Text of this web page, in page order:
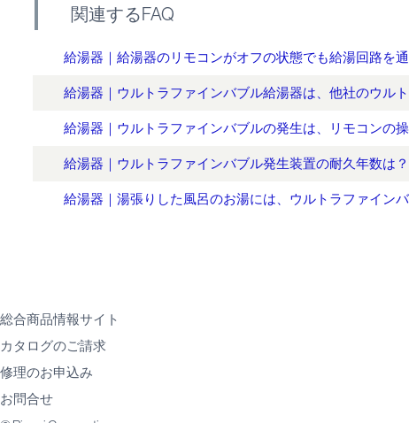
関連するFAQ
給湯器｜給湯器のリモコンがオフの状態でも給湯回路を
給湯器｜ウルトラファインバブル給湯器は、他社のウル
給湯器｜ウルトラファインバブルの発生は、リモコンの
給湯器｜ウルトラファインバブル発生装置の耐久年数は？
給湯器｜湯張りした風呂のお湯には、ウルトラファイン
総合商品情報サイト
カタログのご請求
修理のお申込み
お問合せ